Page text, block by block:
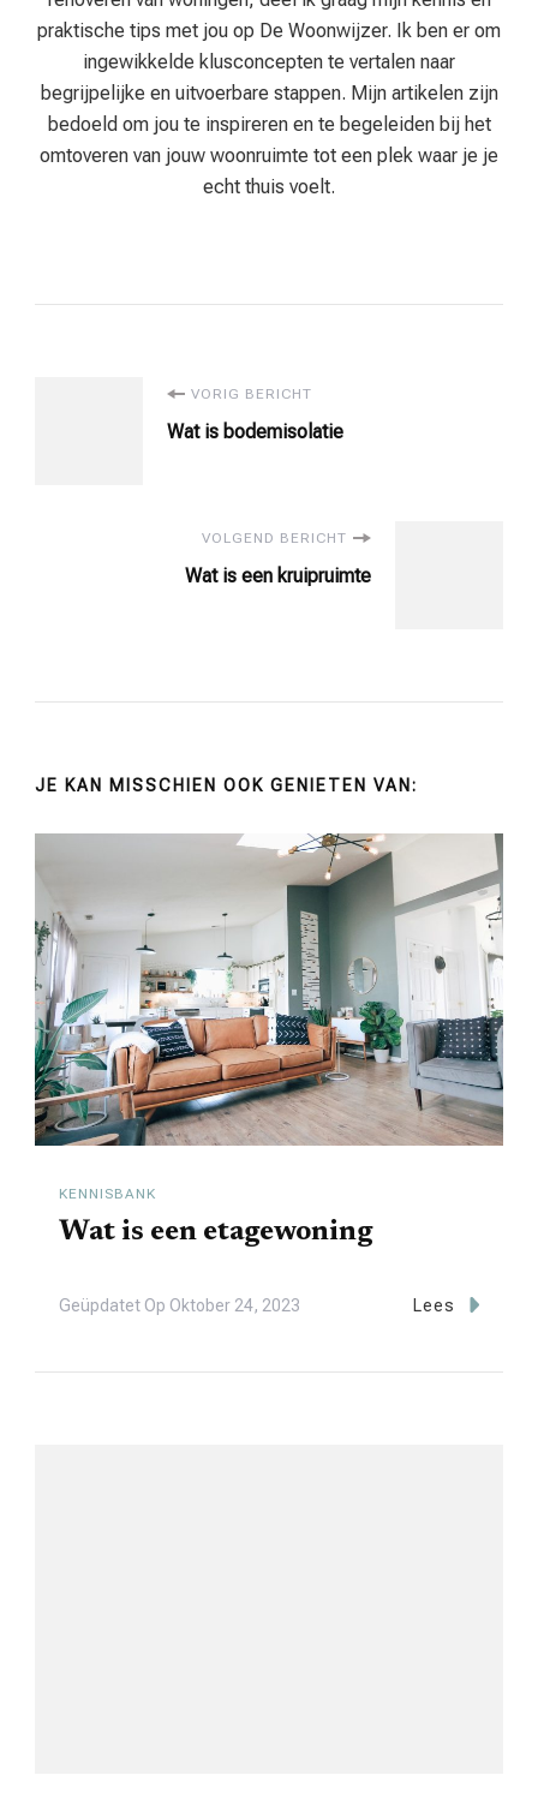
praktische tips met jou op De Woonwijzer. Ik ben er om
ingewikkelde klusconcepten te vertalen naar
begrijpelijke en uitvoerbare stappen. Mijn artikelen zijn
bedoeld om jou te inspireren en te begeleiden bij het
omtoveren van jouw woonruimte tot een plek waar je je
echt thuis voelt.
Bericht VORIG BERICHT
Wat is bodemisolatie
VOLGEND BERICHT
Wat is een kruipruimte
JE KAN MISSCHIEN OOK GENIETEN VAN:
KENNISBANK
Wat is een etagewoning
Geüpdatet Op Oktober 24, 2023 Lees